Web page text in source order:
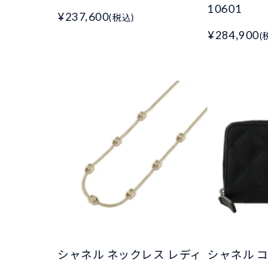
¥237,600(税込)
10601
¥284,900(
シャネル ネックレス レディ
シャネル